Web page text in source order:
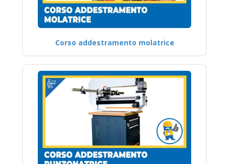
Corso addestramento molatrice